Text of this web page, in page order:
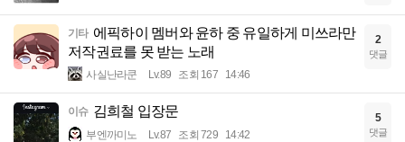
기타 에픽하이 멤버와 윤하 중 유일하게 미쓰라만
저작권료를 못 받는 노래
사실난라쿤 Lv.89 조회 167 14:46
2
댓글
이슈 김희철 입장문
부엔까미노 Lv.87 조회 729 14:42
5
댓글